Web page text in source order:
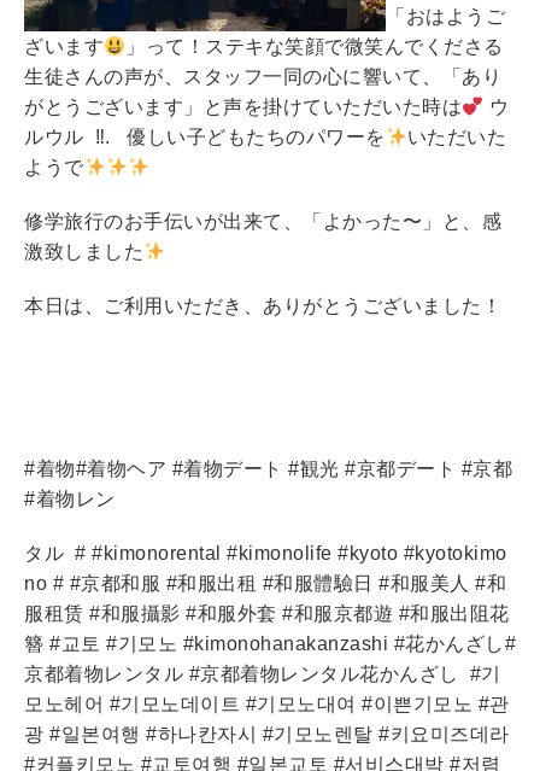
「おはようご
ざいます
」って！ステキな笑顔で微笑んでくださる
生徒さんの声が、スタッフ一同の心に響いて、「あり
がとうございます」と声を掛けていただいた時は
ウ
ルウル ‼︎. 優しい子どもたちのパワーを
いただいた
ようで
修学旅行のお手伝いが出来て、「よかった〜」と、感
激致しました
本日は、ご利用いただき、ありがとうございました！
#着物#着物ヘア #着物デート #観光 #京都デート #京都
#着物レン
タル # #kimonorental #kimonolife #kyoto #kyotokimo
no # #京都和服 #和服出租 #和服體驗日 #和服美人 #和
服租赁 #和服攝影 #和服外套 #和服京都遊 #和服出阻花
簪 #교토 #기모노 #kimonohanakanzashi #花かんざし#
京都着物レンタル #京都着物レンタル花かんざし
#기
모노헤어 #기모노데이트 #기모노대여 #이쁜기모노 #관
광 #일본여행 #하나칸자시 #기모노렌탈 #키요미즈데라
#커플키모노 #교토여행 #일본교토 #서비스대박 #저렴